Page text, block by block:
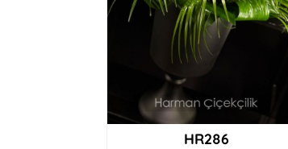
HR286